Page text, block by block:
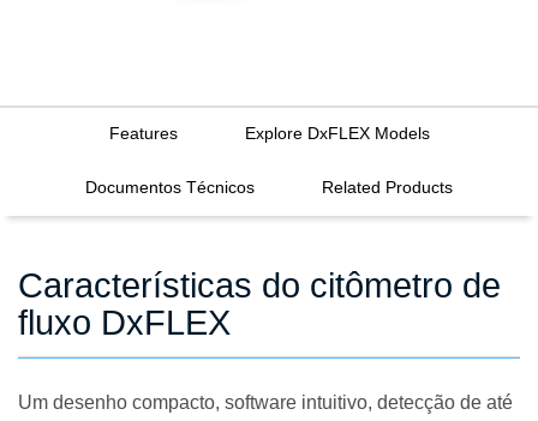
Features Explore DxFLEX Models
Documentos Técnicos Related Products
Características do citômetro de
fluxo DxFLEX
Um desenho compacto, software intuitivo, detecção de até